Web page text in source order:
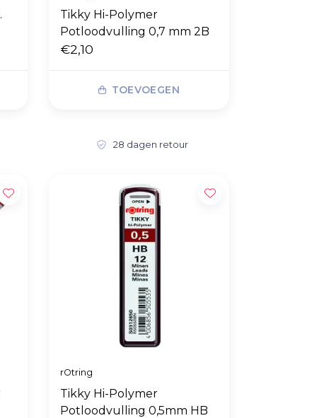
Tikky Hi-Polymer
Potloodvulling 0,7 mm 2B
€2,10
TOEVOEGEN
28 dagen retour
rOtring
Tikky Hi-Polymer
Potloodvulling 0,5mm HB